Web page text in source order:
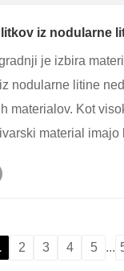
iz nodularne
je izbira
nodularne litine
materialov. Kot
material imajo
Danes raziščimo
2 3 4 5 ...